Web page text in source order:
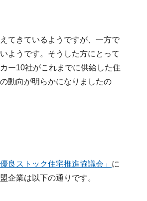
てきているようですが、一方で
ようです。そうした方にとって
ー10社がこれまでに供給した住
動向が明らかになりましたの
優良ストック住宅推進協議会」 に
企業は以下の通りです。